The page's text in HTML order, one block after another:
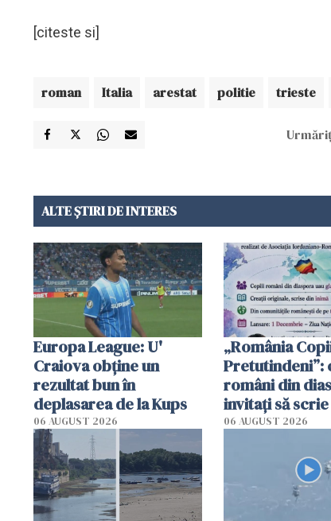
[citeste si]
roman Italia arestat politie trieste
ALTE ȘTIRI DE INTERES
Europa League: U'
Craiova obține un
rezultat bun în
deplasarea de la Kups
06 AUGUST 2026
„România
Pretutindeni”:
români din
invitați să
România într-
06 AUGUST 2026